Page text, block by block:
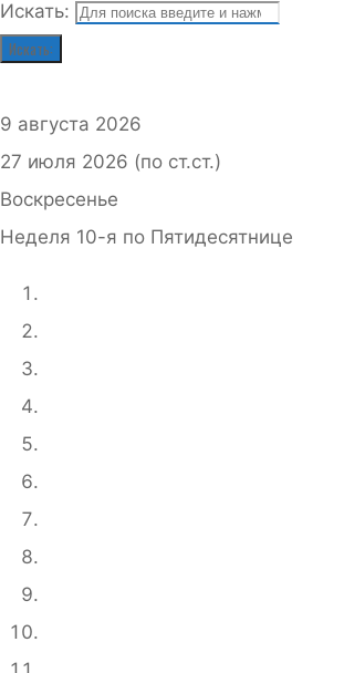
Искать:
Искать:
9 августа 2026
27 июля 2026 (по ст.ст.)
Воскресенье
Неделя 10-я по Пятидесятнице